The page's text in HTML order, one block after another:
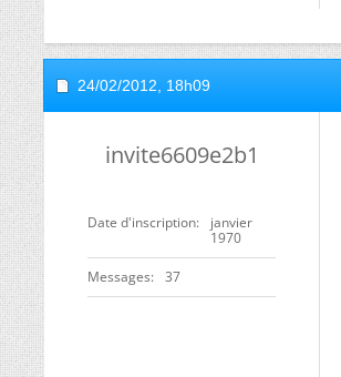
24/02/2012, 18h09
invite6609e2b1
Date d'inscription
janvier
1970
Messages 37